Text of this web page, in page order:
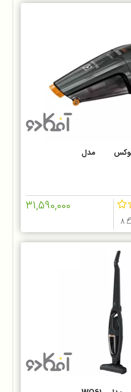
مدل
31,590,000